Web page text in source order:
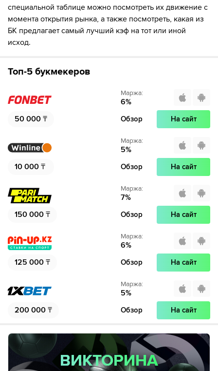
специальной таблице можно посмотреть их движение с
момента открытия рынка, а также посмотреть, какая из
БК предлагает самый лучший кэф на тот или иной
исход.
Топ-5 букмекеров
50 000 ₸
Маржа:
6%
Обзор На сайт
10 000 ₸
Маржа:
5%
Обзор На сайт
150 000 ₸
Маржа:
7%
Обзор На сайт
125 000 ₸
Маржа:
6%
Обзор На сайт
200 000 ₸
Маржа:
5%
Обзор На сайт
ВИКТОРИНА
ВИКТОРИНА